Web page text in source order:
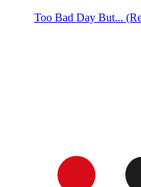
Too Bad Day But...